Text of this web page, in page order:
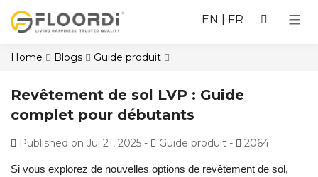
EN FR
Home Blogs Guide produit
Revêtement de sol LVP : Guide
complet pour débutants
Published on Jul 21, 2025 - Guide produit - 2064
Si vous explorez de nouvelles options de revêtement de sol,